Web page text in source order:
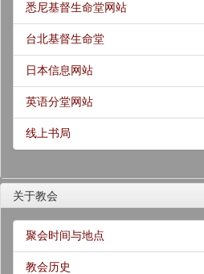
悉尼基督生命堂网站
台北基督生命堂
日本信息网站
英语分堂网站
线上书局
关于教会
聚会时间与地点
教会历史